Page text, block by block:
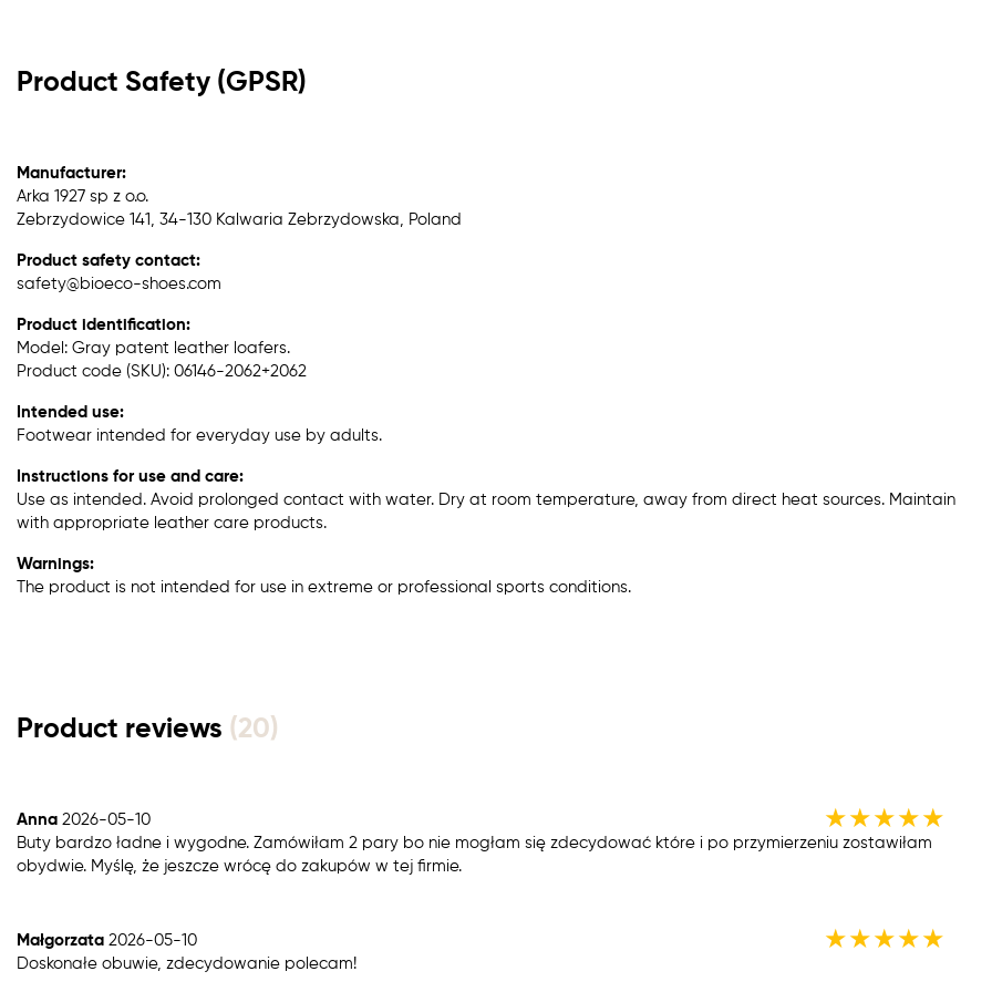
Product Safety (GPSR)
Manufacturer:
Arka 1927 sp z o.o.
Zebrzydowice 141, 34-130 Kalwaria Zebrzydowska, Poland
Product safety contact:
safety@bioeco-shoes.com
Product identification:
Model: Gray patent leather loafers.
Product code (SKU): 06146-2062+2062
Intended use:
Footwear intended for everyday use by adults.
Instructions for use and care:
Use as intended. Avoid prolonged contact with water. Dry at room temperature, away from direct heat sources. Maintain
with appropriate leather care products.
Warnings:
The product is not intended for use in extreme or professional sports conditions.
Product reviews (20)
Anna 2026-05-10 ★★★★★
Buty bardzo ładne i wygodne. Zamówiłam 2 pary bo nie mogłam się zdecydować które i po przymierzeniu zostawiłam
obydwie. Myślę, że jeszcze wrócę do zakupów w tej firmie.
Małgorzata 2026-05-10 ★★★★★
Doskonałe obuwie, zdecydowanie polecam!